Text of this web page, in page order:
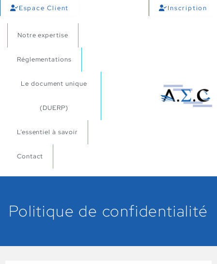
Espace Client Inscription
Notre expertise
Réglementations
Le document unique
(DUERP)
L’essentiel à savoir
Contact
Politique de confidentialité